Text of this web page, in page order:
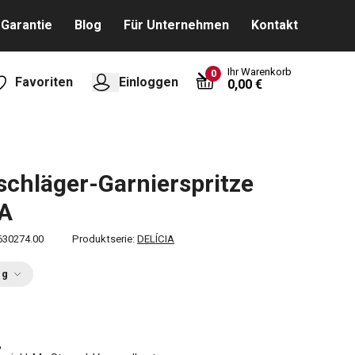
Garantie Blog Für Unternehmen Kontakt
Favoriten Einloggen
0 Ihr Warenkorb
0,00 €
Garnierspritze
Produktserie: DELÍCIA